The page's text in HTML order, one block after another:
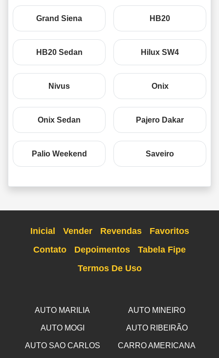
Grand Siena HB20
HB20 Sedan Hilux SW4
Nivus Onix
Onix Sedan Pajero Dakar
Palio Weekend Saveiro
Inicial Vender Revendas
Favoritos
Contato
Depoimentos
Tabela Fipe
Termos De Uso
AUTO MARILIA AUTO MINEIRO
AUTO MOGI AUTO RIBEIRÃO
AUTO SAO CARLOS CARRO AMERICANA